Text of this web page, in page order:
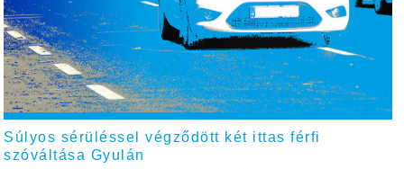
Súlyos sérüléssel végződött két ittas férfi
szóváltása Gyulán